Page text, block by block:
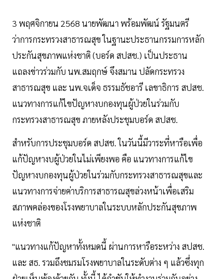
3 พฤศจิกายน 2568 นายพัฒนา พร้อมพัฒน์ รัฐมนตรี
ว่าการกระทรวงสาธารณสุข ในฐานะประธานกรรมการหลัก
ประกันสุขภาพแห่งชาติ (บอร์ด สปสช.) เป็นประธาน
แถลงข่าวร่วมกับ นพ.สมฤกษ์ จึงสมาน ปลัดกระทรวง
สาธารณสุข และ นพ.จเด็จ ธรรมธัชอารี เลขาธิการ สปสช.
แนวทางการแก้ไขปัญหางบกองทุนผู้ป่วยในร่วมกับ
กระทรวงสาธารณสุข ภายหลังประชุมบอร์ด สปสช.
สำหรับการประชุมบอร์ด สปสช. ในวันนี้มีวาระที่หารือเพื่อ
แก้ปัญหางบผู้ป่วยในไม่เพียงพอ คือ แนวทางการแก้ไข
ปัญหางบกองทุนผู้ป่วยในร่วมกับกระทรวงสาธารณสุขและ
แนวทางการจ่ายค่าบริการสาธารณสุขล่วงหน้าเพื่อเสริม
สภาพคล่องของโรงพยาบาลในระบบหลักประกันสุขภาพ
แห่งชาติ
"แนวทางแก้ปัญหาทั้งหมดนี้ ผ่านการหารือระหว่าง สปสช.
และ สธ. รวมถึงชมรมโรงพยาบาลในระดับต่าง ๆ แล้วซึ่งทุก